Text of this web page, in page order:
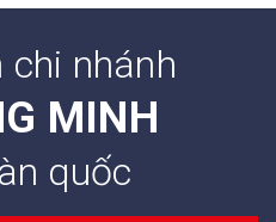
nhánh
MINH
quốc